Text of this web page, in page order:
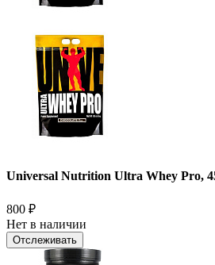
Universal Nutrition Ultra Whey Pro,
800 ₽
Нет в наличии
Отслеживать